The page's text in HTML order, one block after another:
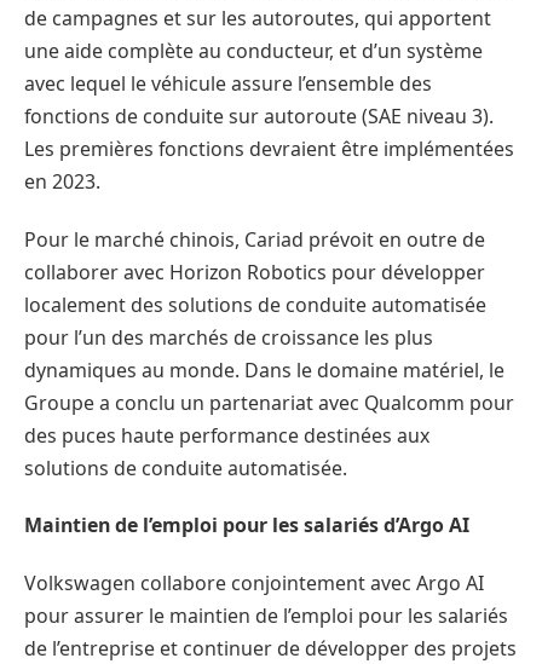
de campagnes et sur les autoroutes, qui apportent
une aide complète au conducteur, et d’un système
avec lequel le véhicule assure l’ensemble des
fonctions de conduite sur autoroute (SAE niveau 3).
Les premières fonctions devraient être implémentées
en 2023.
Pour le marché chinois, Cariad prévoit en outre de
collaborer avec Horizon Robotics pour développer
localement des solutions de conduite automatisée
pour l’un des marchés de croissance les plus
dynamiques au monde. Dans le domaine matériel, le
Groupe a conclu un partenariat avec Qualcomm pour
des puces haute performance destinées aux
solutions de conduite automatisée.
Maintien de l’emploi pour les salariés d’Argo AI
Volkswagen collabore conjointement avec Argo AI
pour assurer le maintien de l’emploi pour les salariés
de l’entreprise et continuer de développer des projets